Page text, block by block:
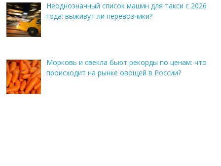
Неоднозначный список машин для такси с 2026
года: выживут ли перевозчики?
Морковь и свекла бьют рекорды по ценам: что
происходит на рынке овощей в России?